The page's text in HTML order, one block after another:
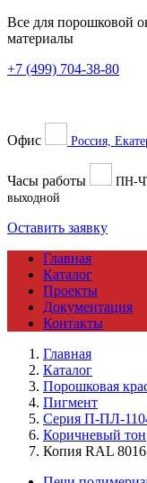
Все для порошковой
материалы
+7 (499) 704-38-80
Офис Россия,
Часы работы ПН-
выходной
Оставить заявку
Главная
Каталог
Проекты
Документация
Контакты
Главная
Каталог
Порошковая
Пигмент
Серия П-ПЛ-
Коричневый тон
Копия RAL 8016